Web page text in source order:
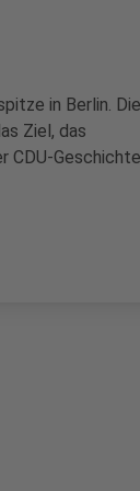
in Berlin. Die
Ziel, das
CDU-